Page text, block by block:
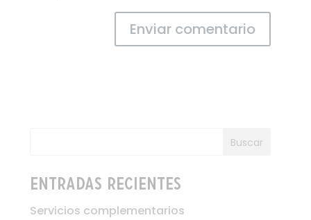
Buscar
Entradas recientes
Servicios complementarios